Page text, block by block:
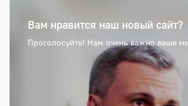
Вам нравится наш новый сайт?
Проголосуйте! Нам очень важно ваше